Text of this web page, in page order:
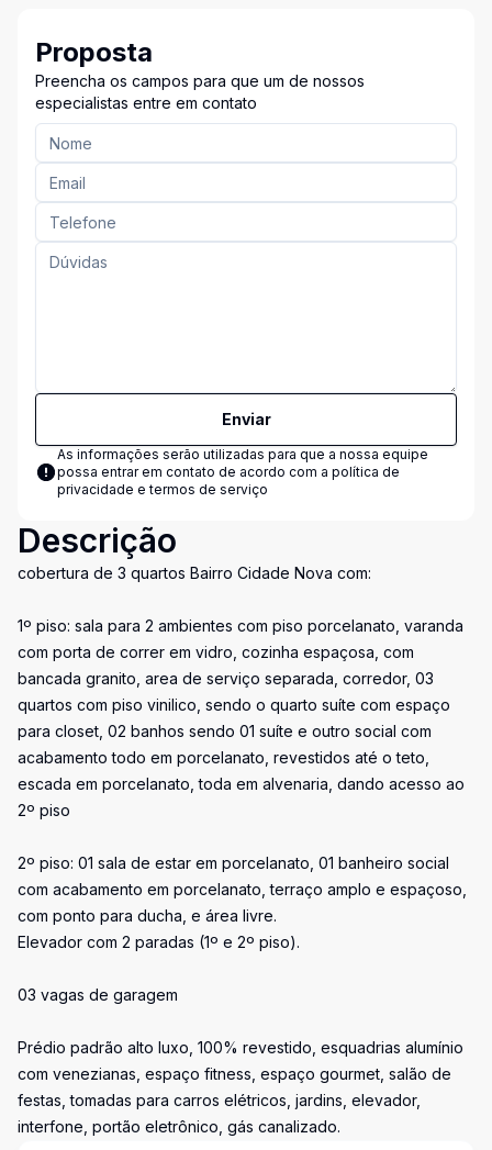
Proposta
Preencha os campos para que um de nossos
especialistas entre em contato
Enviar
As informações serão utilizadas para que a nossa equipe
possa entrar em contato de acordo com a política de
privacidade e termos de serviço
Descrição
cobertura de 3 quartos Bairro Cidade Nova com:
1º piso: sala para 2 ambientes com piso porcelanato, varanda
com porta de correr em vidro, cozinha espaçosa, com
bancada granito, area de serviço separada, corredor, 03
quartos com piso vinilico, sendo o quarto suíte com espaço
para closet, 02 banhos sendo 01 suíte e outro social com
acabamento todo em porcelanato, revestidos até o teto,
escada em porcelanato, toda em alvenaria, dando acesso ao
2º piso
2º piso: 01 sala de estar em porcelanato, 01 banheiro social
com acabamento em porcelanato, terraço amplo e espaçoso,
com ponto para ducha, e área livre.
Elevador com 2 paradas (1º e 2º piso).
03 vagas de garagem
Prédio padrão alto luxo, 100% revestido, esquadrias alumínio
com venezianas, espaço fitness, espaço gourmet, salão de
festas, tomadas para carros elétricos, jardins, elevador,
interfone, portão eletrônico, gás canalizado.